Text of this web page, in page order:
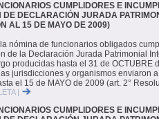
CUMPLIDORES E
DE DECLARACIÓN JURADA
AL 15 DE MAYO DE 2009)
nómina de funcionarios obligados
de la Declaración Jurada Patrimonial
producidas hasta el 31 de OCTUBRE
jurisdicciones y organismos enviaron
el 15 de MAYO de 2009 (art. 2°
|
CUMPLIDORES E